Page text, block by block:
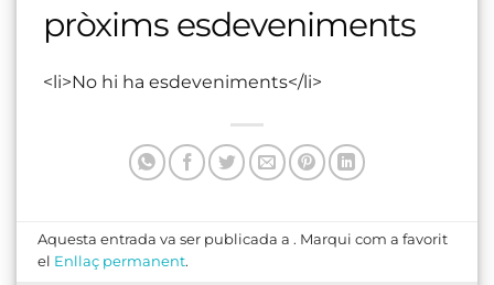
pròxims esdeveniments
<li>No hi ha esdeveniments</li>
Aquesta entrada va ser publicada a . Marqui com a favorit
el Enllaç permanent.